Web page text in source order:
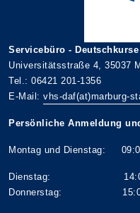
Servicebüro - Deutschkurse
Universitätsstraße 4, 35037
Tel.: 06421 201-1356
E-Mail: vhs-daf(at)marburg-
Persönliche Anmeldung
Montag und Dienstag:
Dienstag: 14:00 -
Donnerstag: 15:00 -